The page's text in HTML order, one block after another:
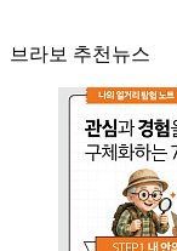
브라보 추천뉴스